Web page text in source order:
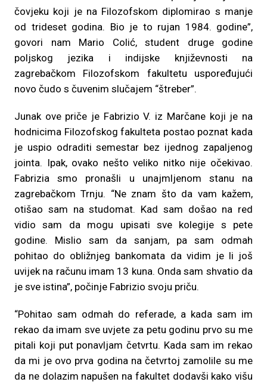
čovjeku koji je na Filozofskom diplomirao s manje
od trideset godina. Bio je to rujan 1984. godine”,
govori nam Mario Colić, student druge godine
poljskog jezika i indijske književnosti na
zagrebačkom Filozofskom fakultetu uspoređujući
novo čudo s čuvenim slučajem “štreber”.
Junak ove priče je Fabrizio V. iz Marčane koji je na
hodnicima Filozofskog fakulteta postao poznat kada
je uspio odraditi semestar bez ijednog zapaljenog
jointa. Ipak, ovako nešto veliko nitko nije očekivao.
Fabrizia smo pronašli u unajmljenom stanu na
zagrebačkom Trnju. “Ne znam što da vam kažem,
otišao sam na studomat. Kad sam došao na red
vidio sam da mogu upisati sve kolegije s pete
godine. Mislio sam da sanjam, pa sam odmah
pohitao do obližnjeg bankomata da vidim je li još
uvijek na računu imam 13 kuna. Onda sam shvatio da
je sve istina”, počinje Fabrizio svoju priču.
“Pohitao sam odmah do referade, a kada sam im
rekao da imam sve uvjete za petu godinu prvo su me
pitali koji put ponavljam četvrtu. Kada sam im rekao
da mi je ovo prva godina na četvrtoj zamolile su me
da ne dolazim napušen na fakultet dodavši kako višu